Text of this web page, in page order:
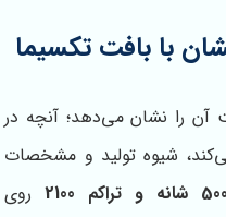
را نشان می‌دهد؛ آنچه در
شیوه تولید و مشخصات
500 شانه و تراکم 2100
روی